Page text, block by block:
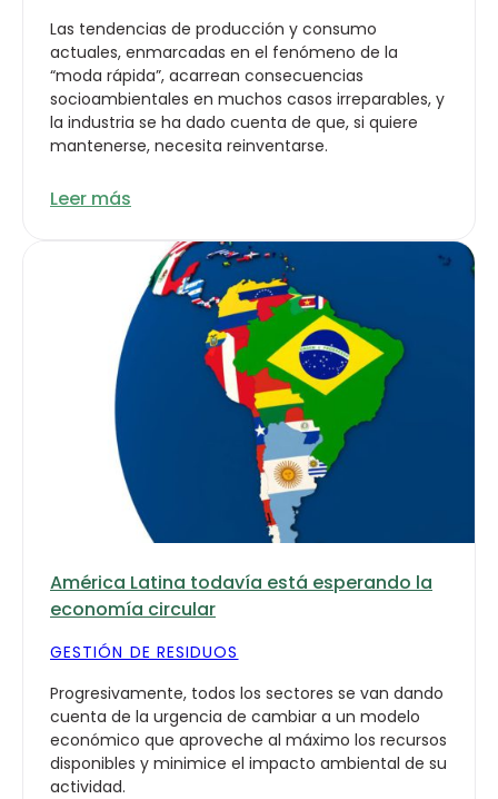
Las tendencias de producción y consumo
actuales, enmarcadas en el fenómeno de la
“moda rápida”, acarrean consecuencias
socioambientales en muchos casos irreparables, y
la industria se ha dado cuenta de que, si quiere
mantenerse, necesita reinventarse.
Leer más
América Latina todavía está esperando la
economía circular
GESTIÓN DE RESIDUOS
Progresivamente, todos los sectores se van dando
cuenta de la urgencia de cambiar a un modelo
económico que aproveche al máximo los recursos
disponibles y minimice el impacto ambiental de su
actividad.